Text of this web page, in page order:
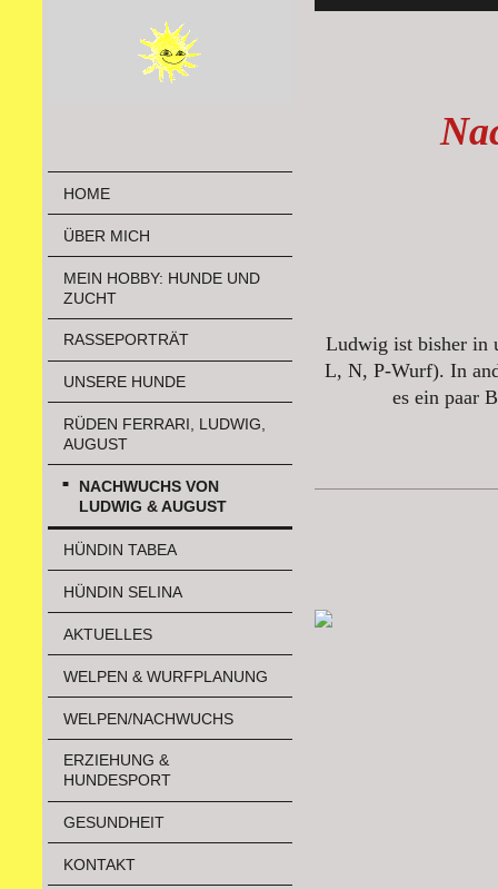
HOME
ÜBER MICH
MEIN HOBBY: HUNDE UND
ZUCHT
RASSEPORTRÄT
UNSERE HUNDE
RÜDEN FERRARI, LUDWIG,
AUGUST
NACHWUCHS VON
LUDWIG & AUGUST
HÜNDIN TABEA
HÜNDIN SELINA
AKTUELLES
WELPEN & WURFPLANUNG
WELPEN/NACHWUCHS
ERZIEHUNG &
HUNDESPORT
GESUNDHEIT
KONTAKT
Ludwig ist bisher in
L, N, P-Wurf). In
es ein paar